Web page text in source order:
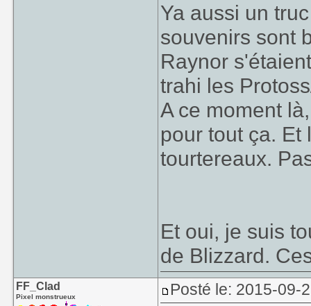
Ya aussi un
souvenirs sont
Raynor
trahi les
A ce moment
pour tout ça. Et
tourtereaux.
Et oui, je suis
de Blizzard.
FF_Clad
Pixel monstrueux Posté le: 2015-09-